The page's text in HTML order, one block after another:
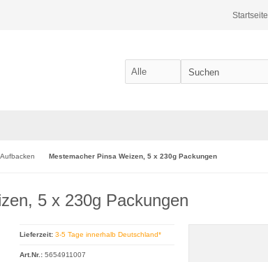
Startseite
Mestemacher Pinsa Weizen, 5 x 230g Packungen
5 x 230g Packungen
Lieferzeit: 3-5 Tage innerhalb Deutschland*
Art.Nr.: 5654911007